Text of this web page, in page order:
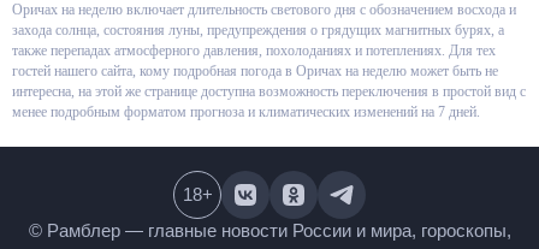
Помимо основных данных, прогноз погоды в Оричах на неделю включает
длительность светового дня с обозначением восхода и захода солнца,
состояния луны, предупреждения о грядущих магнитных бурях, а также
перепадах атмосферного давления, похолоданиях и потеплениях. Для тех
гостей нашего сайта, кому подробная погода в Оричах на неделю может
быть не интересна, на этой же странице доступна возможность
18+